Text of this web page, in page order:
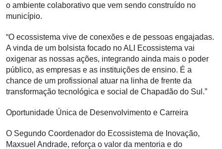
o ambiente colaborativo que vem sendo construído no
município.
“O ecossistema vive de conexões e de pessoas engajadas.
A vinda de um bolsista focado no ALI Ecossistema vai
oxigenar as nossas ações, integrando ainda mais o poder
público, as empresas e as instituições de ensino. É a
chance de um profissional atuar na linha de frente da
transformação tecnológica e social de Chapadão do Sul.”
Oportunidade Única de Desenvolvimento e Carreira
O Segundo Coordenador do Ecossistema de Inovação,
Maxsuel Andrade, reforça o valor da mentoria e do